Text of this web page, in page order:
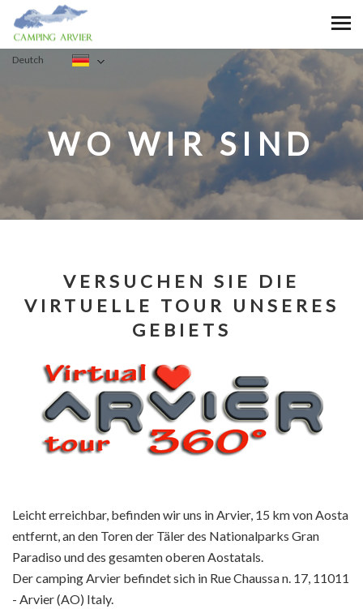
Deutch
WO WIR SIND
VERSUCHEN SIE DIE
VIRTUELLE TOUR UNSERES
GEBIETS
Leicht erreichbar, befinden wir uns in Arvier, 15 km von Aosta
entfernt, an den Toren der Täler des Nationalparks Gran
Paradiso und des gesamten oberen Aostatals.
Der camping Arvier befindet sich in Rue Chaussa n. 17, 11011
- Arvier (AO) Italy.